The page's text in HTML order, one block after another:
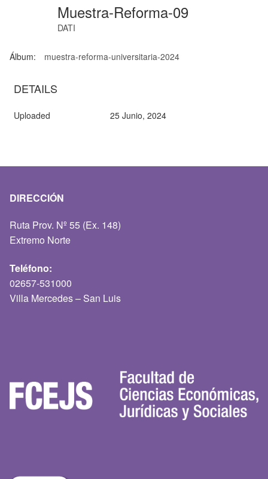
Muestra-Reforma-09
DATI
Álbum: muestra-reforma-universitaria-2024
DETAILS
Uploaded 25 Junio, 2024
DIRECCIÓN
Ruta Prov. Nº 55 (Ex. 148)
Extremo Norte
Teléfono:
02657-531000
Villa Mercedes – San Luis